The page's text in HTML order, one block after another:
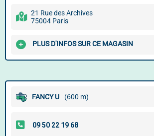
21 Rue des Archives
75004 Paris
PLUS D'INFOS SUR CE MAGASIN
FANCY U (600 m)